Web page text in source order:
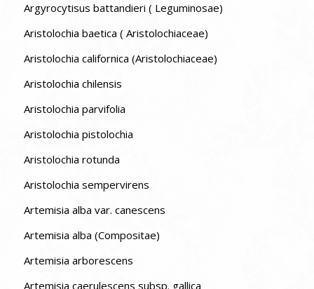
Argyrocytisus battandieri ( Leguminosae)
Aristolochia baetica ( Aristolochiaceae)
Aristolochia californica (Aristolochiaceae)
Aristolochia chilensis
Aristolochia parvifolia
Aristolochia pistolochia
Aristolochia rotunda
Aristolochia sempervirens
Artemisia alba var. canescens
Artemisia alba (Compositae)
Artemisia arborescens
Artemisia caerulescens subsp. gallica